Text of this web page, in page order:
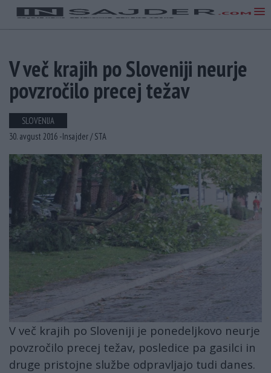
V več krajih po Sloveniji neurje
povzročilo precej težav
SLOVENIJA
30. avgust 2016 -Insajder /STA
V več krajih po Sloveniji je ponedeljkovo neurje
povzročilo precej težav, posledice pa gasilci in
druge pristojne službe odpravljajo tudi danes.